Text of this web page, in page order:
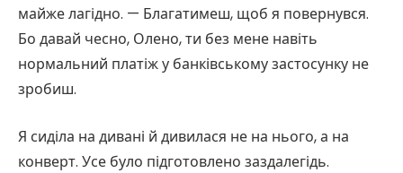
майже лагідно. — Благатимеш, щоб я повернувся.
Бо давай чесно, Олено, ти без мене навіть
нормальний платіж у банківському застосунку не
зробиш.
Я сиділа на дивані й дивилася не на нього, а на
конверт. Усе було підготовлено заздалегідь.